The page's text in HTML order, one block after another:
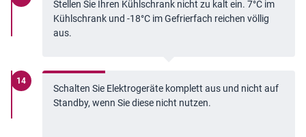
Stellen Sie Ihren Kühlschrank nicht zu kalt ein. 7°C im
Kühlschrank und -18°C im Gefrierfach reichen völlig
aus.
Schalten Sie Elektrogeräte komplett aus und nicht auf
Standby, wenn Sie diese nicht nutzen.